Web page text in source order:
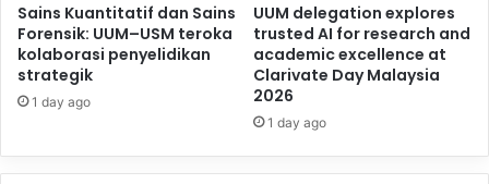
Sains Kuantitatif dan Sains
Forensik: UUM–USM teroka
kolaborasi penyelidikan
strategik
1 day ago
UUM delegation explores
trusted AI for research and
academic excellence at
Clarivate Day Malaysia
2026
1 day ago